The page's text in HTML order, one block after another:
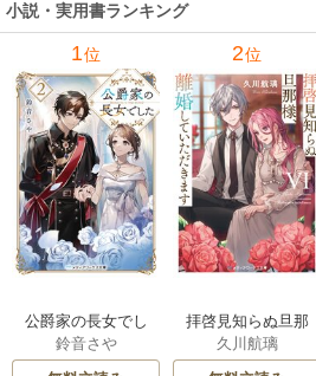
小説・実用書ランキング
1位
公爵家の長女でし
た
鈴音さや
2位
拝啓見知らぬ旦那
様、離婚していた
だきます
久川航璃